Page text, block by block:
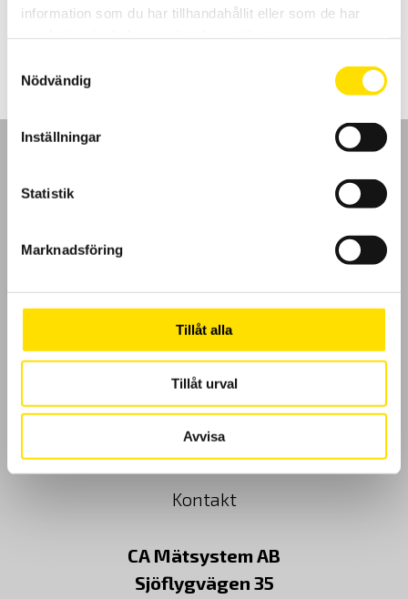
information som du har tillhandahållit eller som de har
Nödvändig
Inställningar
Statistik
Marknadsföring
Tillåt alla
Tillåt urval
Avvisa
Klagomål
Kundundersökning
Om Oss
Kontakt
CA Mätsystem AB
Sjöflygvägen 35